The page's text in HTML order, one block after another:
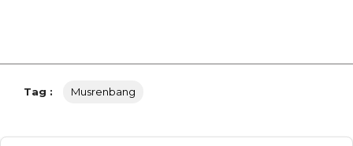
Tag : Musrenbang